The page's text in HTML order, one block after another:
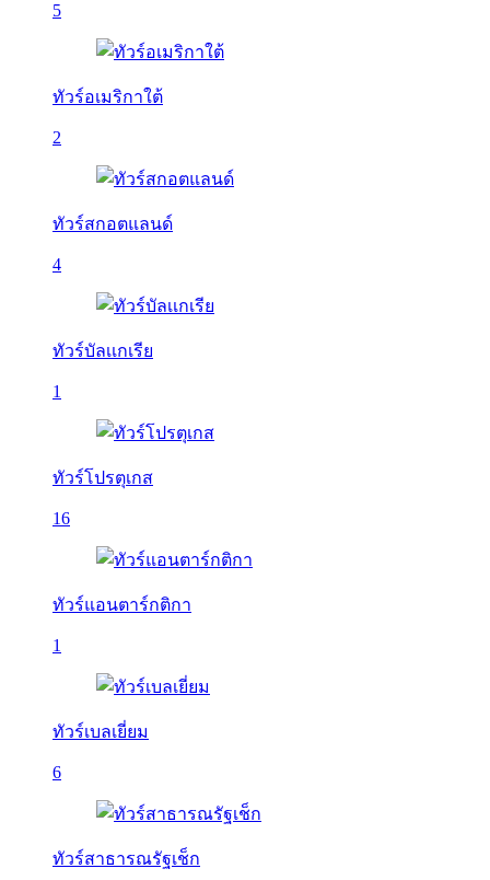
5
ทัวร์อเมริกาใต้
2
ทัวร์สกอตแลนด์
4
ทัวร์บัลเเกเรีย
1
ทัวร์โปรตุเกส
16
ทัวร์แอนตาร์กติกา
1
ทัวร์เบลเยี่ยม
6
ทัวร์สาธารณรัฐเช็ก